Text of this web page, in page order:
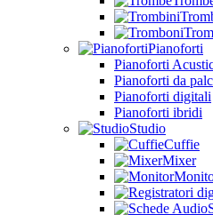
Pianoforti
Pianoforti
Pianoforti da
Pianoforti digitali
Pianoforti ibridi
Studio
Cuffie
Mixer